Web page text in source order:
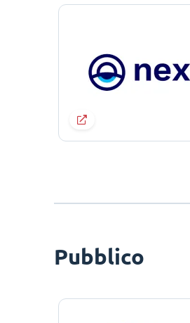
Pubblico